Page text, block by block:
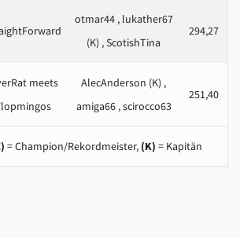
otmar44 , lukather67
(K) , ScotishTina
294,27
meets
AlecAnderson (K) ,
amiga66 , scirocco63
251,40
= Champion/Rekordmeister, (K) = Kapitän